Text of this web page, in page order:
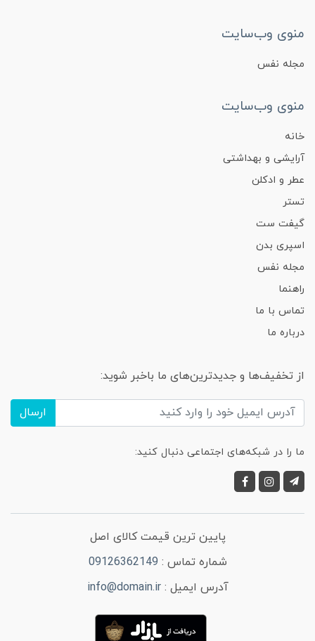
منوی وب‌سایت
مجله نفس
منوی وب‌سایت
خانه
آرایشی و بهداشتی
عطر و ادکلن
تستر
گیفت ست
اسپری بدن
مجله نفس
راهنما
تماس با ما
درباره ما
از تخفیف‌ها و جدیدترین‌های ما باخبر شوید:
ارسال
ما را در شبکه‌های اجتماعی دنبال کنید:
پایین ترین قیمت کالای اصل
شماره تماس : 09126362149
آدرس ایمیل :info@domain.ir